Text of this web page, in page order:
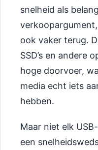
snelheid als
ook vaker terug.
SSD’s en andere
hoge doorvoer,
media echt iets
hebben.
Maar niet elk
een